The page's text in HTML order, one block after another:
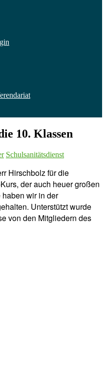
10. Klassen
Schulsanitätsdienst
Hirschbolz für die
der auch heuer großen
wir in der
Unterstützt wurde
von den Mitgliedern des